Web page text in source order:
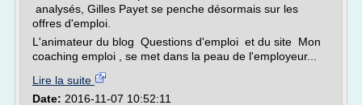
analysés, Gilles Payet se penche désormais sur les
offres d'emploi.
L'animateur du blog Questions d'emploi et du site Mon
coaching emploi , se met dans la peau de l'employeur...
Lire la suite
Date: 2016-11-07 10:52:11